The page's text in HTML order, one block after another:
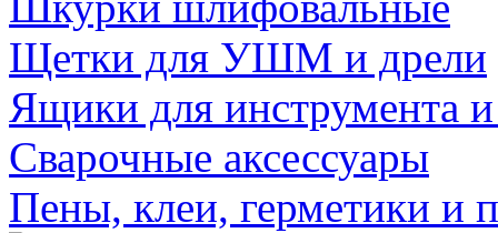
Щетки для УШМ и дрели
Ящики для инструмента
Сварочные аксессуары
Пены, клеи, герметики и